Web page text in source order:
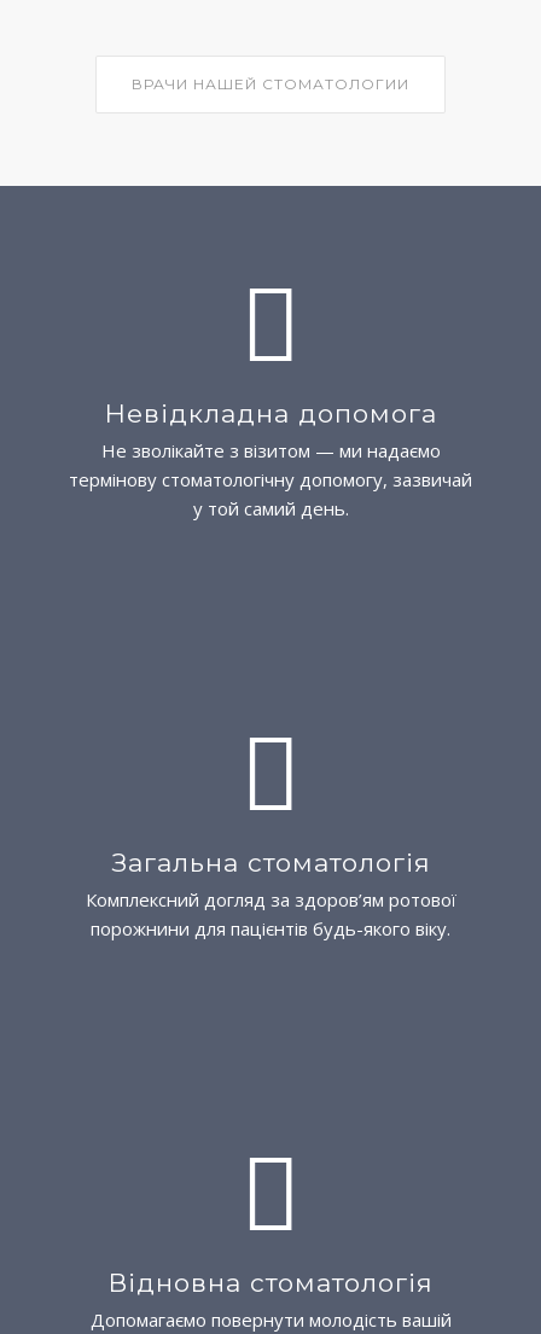
ВРАЧИ НАШЕЙ СТОМАТОЛОГИИ
Невідкладна допомога
Не зволікайте з візитом — ми надаємо
термінову стоматологічну допомогу, зазвичай
у той самий день.
Загальна стоматологія
Комплексний догляд за здоров’ям ротової
порожнини для пацієнтів будь-якого віку.
Відновна стоматологія
Допомагаємо повернути молодість вашій